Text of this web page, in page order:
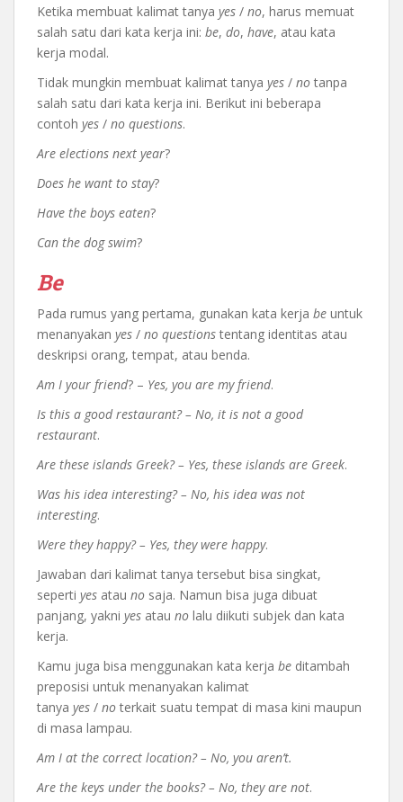
Ketika membuat kalimat tanya yes / no, harus memuat
salah satu dari kata kerja ini: be, do, have, atau kata
kerja modal.
Tidak mungkin membuat kalimat tanya yes / no tanpa
salah satu dari kata kerja ini. Berikut ini beberapa
contoh yes / no questions.
Are elections next year?
Does he want to stay?
Have the boys eaten?
Can the dog swim?
Be
Pada rumus yang pertama, gunakan kata kerja be untuk
menanyakan yes / no questions tentang identitas atau
deskripsi orang, tempat, atau benda.
Am I your friend? – Yes, you are my friend.
Is this a good restaurant? – No, it is not a good
restaurant.
Are these islands Greek? – Yes, these islands are Greek.
Was his idea interesting? – No, his idea was not
interesting.
Were they happy? – Yes, they were happy.
Jawaban dari kalimat tanya tersebut bisa singkat,
seperti yes atau no saja. Namun bisa juga dibuat
panjang, yakni yes atau no lalu diikuti subjek dan kata
kerja.
Kamu juga bisa menggunakan kata kerja be ditambah
preposisi untuk menanyakan kalimat
tanya yes / no terkait suatu tempat di masa kini maupun
di masa lampau.
Am I at the correct location? – No, you aren’t.
Are the keys under the books? – No, they are not.